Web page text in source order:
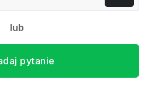
lub
pytanie